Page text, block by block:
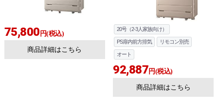
75,800 円(税込)
商品詳細はこちら
20号（2-3人家族向け）
PS扉内前方排気 リモコン別売
オート
92,887円(税込)
商品詳細はこちら